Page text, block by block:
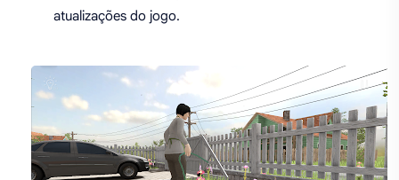
atualizações do jogo.